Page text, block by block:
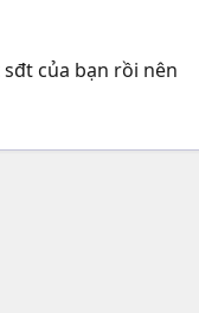
của bạn rồi nên